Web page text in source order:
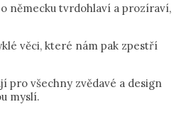
německu tvrdohlaví a prozíraví,
věci, které nám pak zpestří
pro všechny zvědavé a design
myslí.